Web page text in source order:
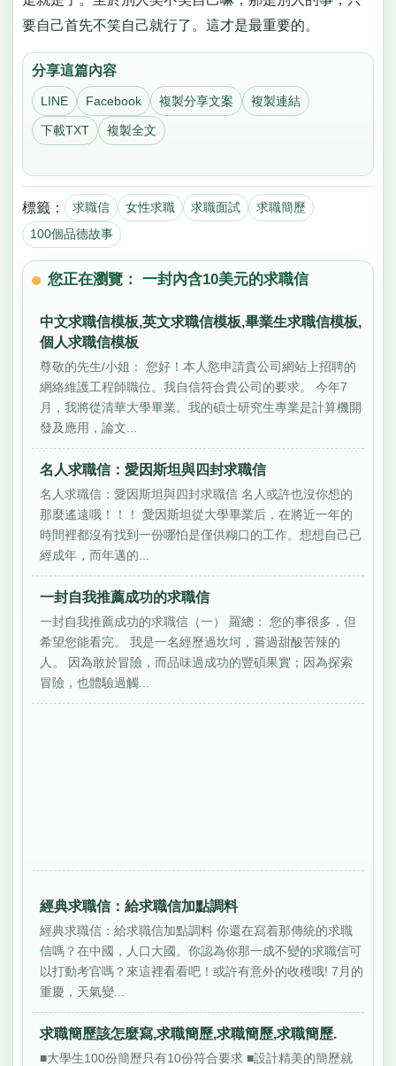
要自己首先不笑自己就行了。這才是最重要的。
分享這篇內容
LINE Facebook 複製分享文案 複製連結
下載TXT 複製全文
標籤： 求職信 女性求職 求職面試
求職簡歷
100個品德故事
您正在瀏覽： 一封內含10美元的求職信
中文求職信模板,英文求職信模板,畢業生求職信模板,
個人求職信模板
尊敬的先生/小姐： 您好！本人慾申請貴公司網站上招聘的
網絡維護工程師職位。我自信符合貴公司的要求。 今年7
月，我將從清華大學畢業。我的碩士研究生專業是計算機開
發及應用，論文...
名人求職信：愛因斯坦與四封求職信
名人求職信：愛因斯坦與四封求職信 名人或許也沒你想的
那麼遙遠哦！！！ 愛因斯坦從大學畢業后，在將近一年的
時間裡都沒有找到一份哪怕是僅供糊口的工作。想想自己已
經成年，而年邁的...
一封自我推薦成功的求職信
一封自我推薦成功的求職信（一） 羅總： 您的事很多，但
希望您能看完。 我是一名經歷過坎坷，嘗過甜酸苦辣的
人。 因為敢於冒險，而品味過成功的豐碩果實；因為探索
冒險，也體驗過觸...
經典求職信：給求職信加點調料
經典求職信：給求職信加點調料 你還在寫着那傳統的求職
信嗎？在中國，人口大國。你認為你那一成不變的求職信可
以打動考官嗎？來這裡看看吧！或許有意外的收穫哦! 7月的
重慶，天氣變...
求職簡歷該怎麼寫,求職簡歷,求職簡歷,求職簡歷.
■大學生100份簡歷只有10份符合要求 ■設計精美的簡歷就